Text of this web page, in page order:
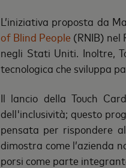
L’iniziativa proposta da
of Blind People (RNIB) nel
negli Stati Uniti. Inoltre,
tecnologica che sviluppa
Il lancio della Touch
dell'inclusività; questo
pensata per rispondere
dimostra come l’azienda
porsi come parte